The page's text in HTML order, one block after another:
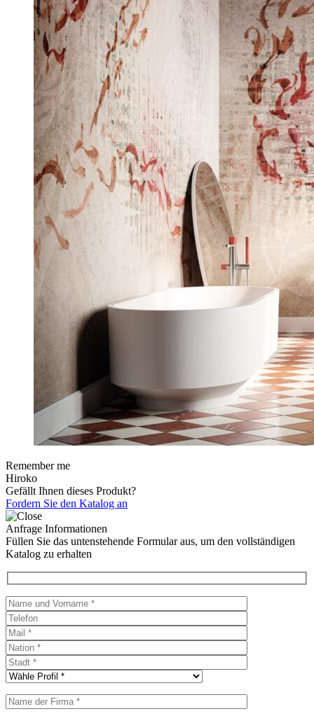
Remember me
Hiroko
Gefällt Ihnen dieses Produkt?
Fordern Sie den Katalog an
Anfrage Informationen
Füllen Sie das untenstehende Formular aus, um den vollständigen
Katalog zu erhalten